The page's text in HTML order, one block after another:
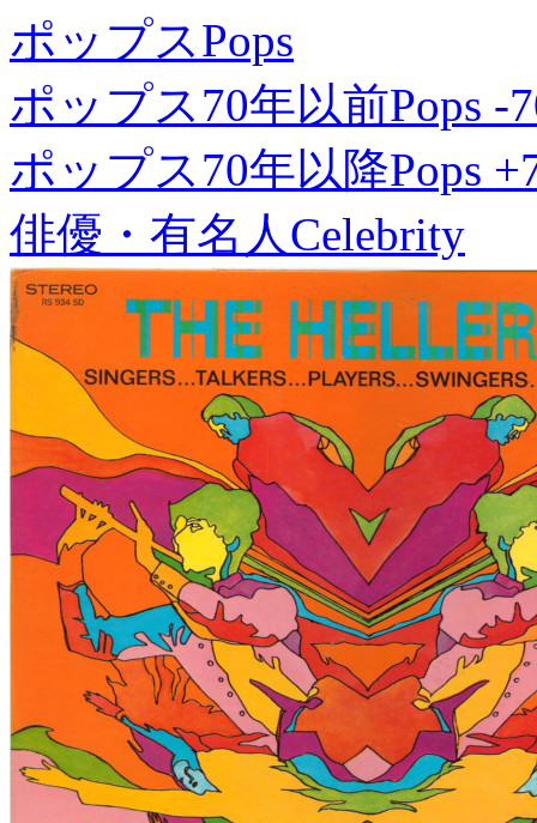
ポップスPops
ポップス70年以前Pops -
ポップス70年以降Pops
俳優・有名人Celebrity